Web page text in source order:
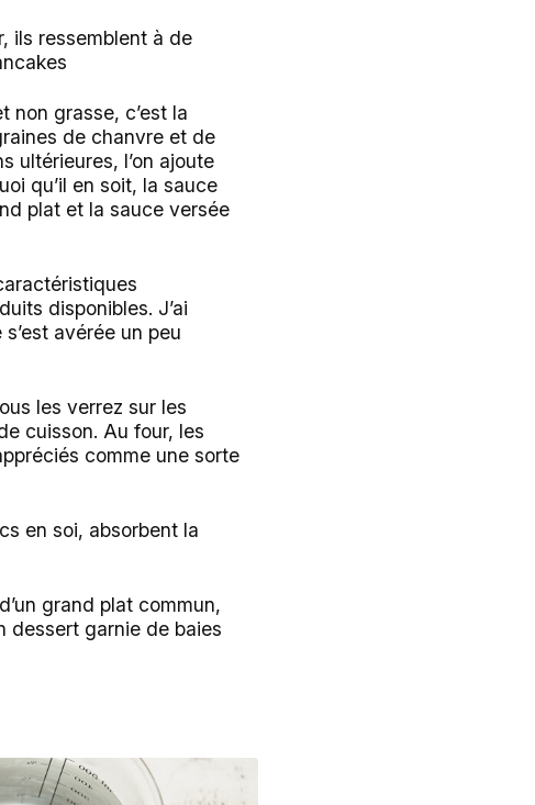
ils ressemblent à de
non grasse, c’est la
de chanvre et de
ultérieures, l’on ajoute
qu’il en soit, la sauce
plat et la sauce versée
disponibles. J’ai
avérée un peu
les verrez sur les
cuisson. Au four, les
comme une sorte
en soi, absorbent la
grand plat commun,
dessert garnie de baies